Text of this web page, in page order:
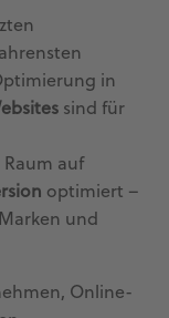
in
sind für
auf
optimiert –
und
Online-